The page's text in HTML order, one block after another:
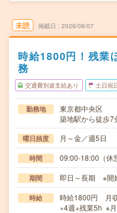
未読 掲載日 2026/08/07
時給1800円！残業
務
交通費別途支給あり 土日祝
勤務地
東京都中央区
築地駅から徒歩7
曜日頻度 月～金／週5日
時間 09:00-18:00（休
期間 即日～長期 ※開
時給
時給1800円 月
×4週+残業5h ※月